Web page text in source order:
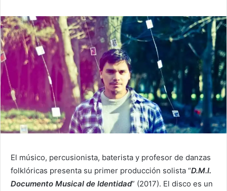
El músico, percusionista, baterista y profesor de danzas
folklóricas presenta su primer producción solista “D.M.I.
Documento Musical de Identidad” (2017). El disco es un